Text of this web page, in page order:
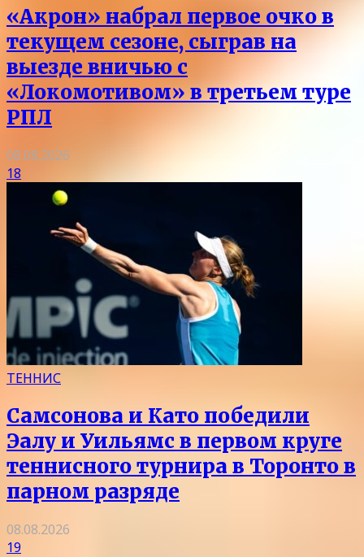
«Акрон» набрал первое очко в
текущем сезоне, сыграв на
выезде вничью с
«Локомотивом» в третьем туре
РПЛ
08.08.2026
18
ТЕННИС
Самсонова и Като победили
Эалу и Уильямс в первом круге
теннисного турнира в Торонто в
парном разряде
08.08.2026
19